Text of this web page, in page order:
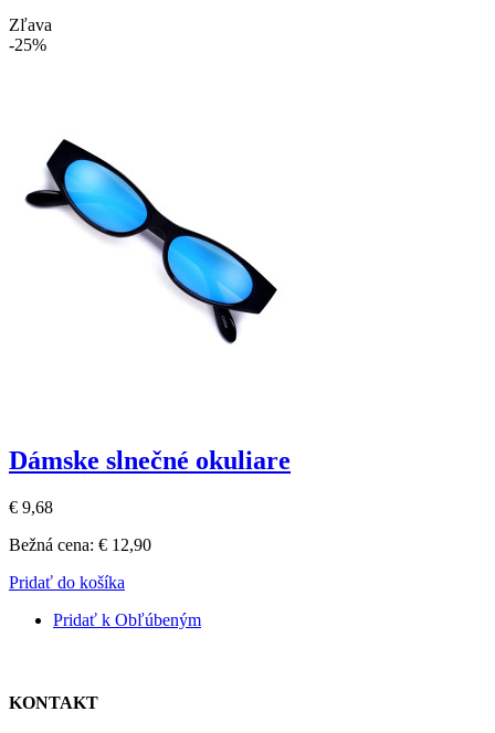
Zľava
-25%
Dámske slnečné okuliare
€ 9,68
Bežná cena: € 12,90
Pridať do košíka
Pridať k Obľúbeným
KONTAKT